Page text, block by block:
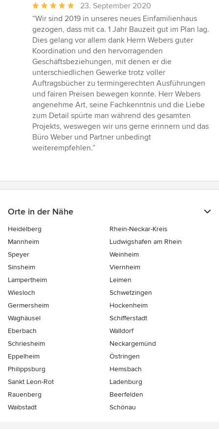
Durchschnittliche
Bewertung:
5
von
5
Sternen
23. September 2020
“Wir sind 2019 in unseres neues Einfamilienhaus
gezogen, dass mit ca. 1 Jahr Bauzeit gut im Plan lag.
Dies gelang vor allem dank Herrn Webers guter
Koordination und den hervorragenden
Geschäftsbeziehungen, mit denen er die
unterschiedlichen Gewerke trotz voller
Auftragsbücher zu termingerechten Ausführungen
und fairen Preisen bewegen konnte. Herr Webers
angenehme Art, seine Fachkenntnis und die Liebe
zum Detail spürte man während des gesamten
Projekts, weswegen wir uns gerne erinnern und das
Büro Weber und Partner unbedingt
weiterempfehlen.”
Orte in der Nähe
Heidelberg
Rhein-Neckar-Kreis
Mannheim
Ludwigshafen am Rhein
Speyer
Weinheim
Sinsheim
Viernheim
Lampertheim
Leimen
Wiesloch
Schwetzingen
Germersheim
Hockenheim
Waghäusel
Schifferstadt
Eberbach
Walldorf
Schriesheim
Neckargemünd
Eppelheim
Östringen
Philippsburg
Hemsbach
Sankt Leon-Rot
Ladenburg
Rauenberg
Beerfelden
Waibstadt
Schönau